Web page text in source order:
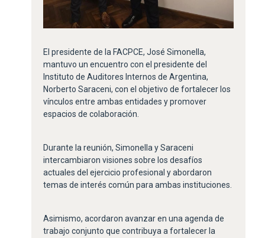
El presidente de la FACPCE, José Simonella,
mantuvo un encuentro con el presidente del
Instituto de Auditores Internos de Argentina,
Norberto Saraceni, con el objetivo de fortalecer los
vínculos entre ambas entidades y promover
espacios de colaboración.
Durante la reunión, Simonella y Saraceni
intercambiaron visiones sobre los desafíos
actuales del ejercicio profesional y abordaron
temas de interés común para ambas instituciones.
Asimismo, acordaron avanzar en una agenda de
trabajo conjunto que contribuya a fortalecer la